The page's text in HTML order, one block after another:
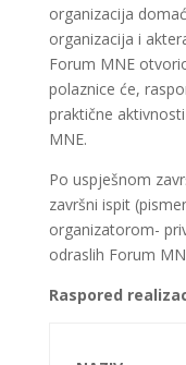
organizacija
organizacija i
Forum MNE
polaznice će,
praktične
MNE.
Po uspješnom
završni ispit
organizatorom-
odraslih Forum
Raspored